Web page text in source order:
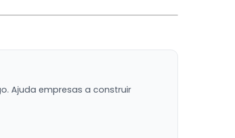
Ajuda empresas a construir